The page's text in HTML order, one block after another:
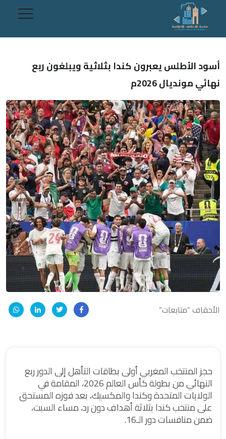
أسود الأطلس يعبرون كندا بثلاثية ويبلغون ربع
نهائي مونديال 2026م
الأحقاف “متابعات”
حجز المنتخب المغربي أولى بطاقات التأهل إلى الدور ربع
النهائي من بطولة كأس العالم 2026، المقامة في
الولايات المتحدة وكندا والمكسيك، بعد فوزه المستحق
على منتخب كندا بثلاثة أهداف دون رد، مساء السبت،
ضمن منافسات دور الـ16.